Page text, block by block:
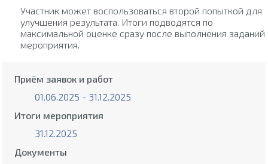
Участник может воспользоваться второй попыткой для
улучшения результата. Итоги подводятся по
максимальной оценке сразу после выполнения заданий
мероприятия.
Приём заявок и работ
01.06.2025 - 31.12.2025
Итоги мероприятия
31.12.2025
Документы